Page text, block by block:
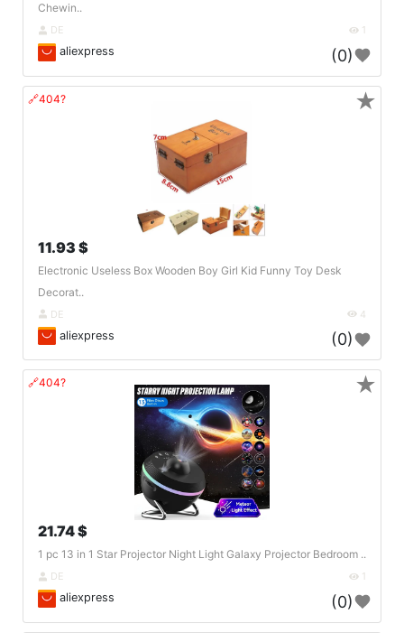
Chewin..
DE 1
aliexpress (0)
🔗404?
11.93 $
Electronic Useless Box Wooden Boy Girl Kid Funny Toy Desk
Decorat..
DE 4
aliexpress (0)
★
🔗404?
21.74 $
1 pc 13 in 1 Star Projector Night Light Galaxy Projector Bedroom ..
DE 1
aliexpress (0)
★